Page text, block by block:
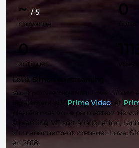
~ / 5
moyenne
0
0
critiques
Love, Simon en streaming
Vous pouvez regarder
Love, Simon
légalement sur Prime Video , et
plateformes vous permettent de
streaming VF soit à la location,
d'un abonnement mensuel. Love,
en 2018.